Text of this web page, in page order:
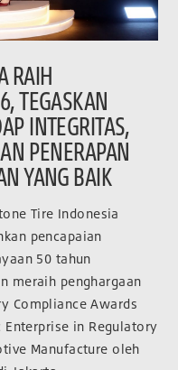
RAIH
TEGASKAN
INTEGRITAS,
PENERAPAN
YANG BAIK
Tire Indonesia
pencapaian
50 tahun
meraih penghargaan
Compliance Awards
Enterprise in Regulatory
Manufacture oleh